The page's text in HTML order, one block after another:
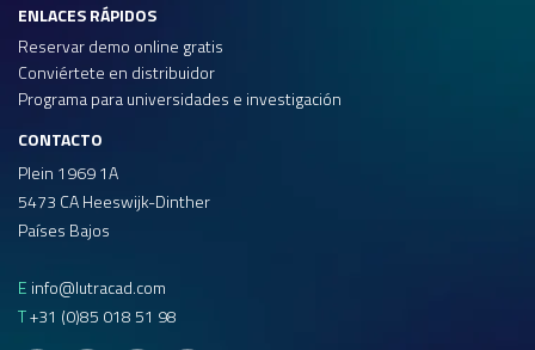
CONTACTO
Plein 1969 1A
5473 CA Heeswijk-Dinther
Países Bajos
E info@lutracad.com
T+31 (0)85 018 51 98
ENLACES RÁPIDOS
Reservar demo online gratis
Conviértete en distribuidor
Programa para universidades e investigación